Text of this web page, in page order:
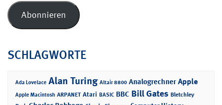
Adresse
Abonnieren
SCHLAGWORTE
Ada Lovelace Alan Turing Altair 8800 Analogrechner Apple
Apple Macintosh ARPANET Atari BASIC BBC Bill Gates Bletchley